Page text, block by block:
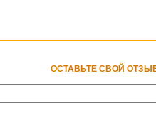
ОСТАВЬТЕ СВОЙ